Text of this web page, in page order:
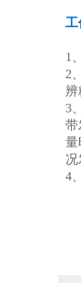
工
1
2
3
带
量
4